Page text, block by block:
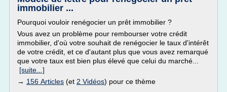
immobilier ...
Pourquoi vouloir renégocier un prêt immobilier ?
Vous avez un problème pour rembourser votre crédit
immobilier, d'où votre souhait de renégocier le taux d'intérêt
de votre crédit, et ce d'autant plus que vous avez remarqué
que votre taux est bien plus élevé que celui du marché...
[suite...]
→ 156 Articles (et 2 Vidéos) pour ce thème